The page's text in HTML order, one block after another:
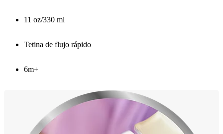
11 oz/330 ml
Tetina de flujo rápido
6m+